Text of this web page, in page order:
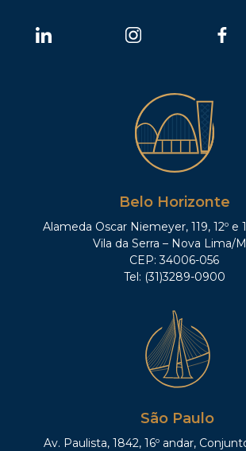
Belo Horizonte
Alameda Oscar Niemeyer, 119, 12º e
Vila da Serra – Nova Lima/
CEP: 34006-056
Tel: (31)3289-0900
São Paulo
Av. Paulista, 1842, 16º andar,